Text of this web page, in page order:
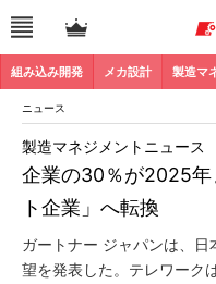
組み込み開発 メカ設計 製造マ
ニュース
企業の30％が2025年
ト企業」へ転換
製造マネジメントニュース
ガートナー ジャパンは、
望を発表した。テレワーク